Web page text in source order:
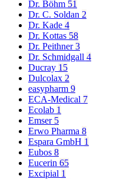
Dr. Böhm 51
Dr. C. Soldan 2
Dr. Kade 4
Dr. Kottas 58
Dr. Peithner3
Dr. Schmidgall 4
Ducray 15
Dulcolax 2
easypharm 9
ECA-Medical 7
Ecolab 1
Emser 5
Erwo Pharma 8
Espara GmbH 1
Eubos 8
Eucerin 65
Excipial 1